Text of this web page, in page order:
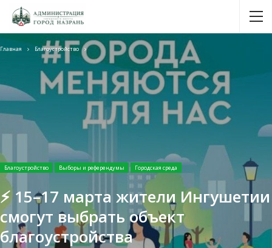
Главная Благоустройство
Благоустройство Выборы и референдумы Городская среда
⚡️ 15–17 марта жители Ингушетии
cмогут выбрать объект
благоустройства